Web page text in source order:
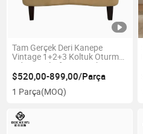
Tam Gerçek Deri Kanepe
Vintage 1+2+3 Koltuk Oturma
Odası Otel Ofis Çay Kahve
Dükkanı Mobilya Toptan OEM
ODM Mevcut
$520,00-899,00/Parça
1 Parça(MOQ)